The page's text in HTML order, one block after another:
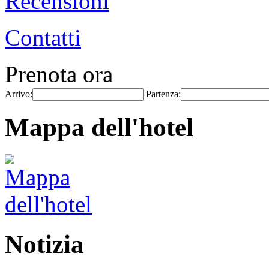
Contatti
Prenota ora
Arrivo: Partenza:
Mappa dell'hotel
Notizia